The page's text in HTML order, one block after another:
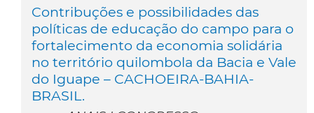
Contribuções e possibilidades das
políticas de educação do campo para o
fortalecimento da economia solidária
no território quilombola da Bacia e Vale
do Iguape – CACHOEIRA-BAHIA-
BRASIL.